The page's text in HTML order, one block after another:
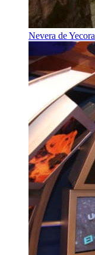
Nevera de Yecora